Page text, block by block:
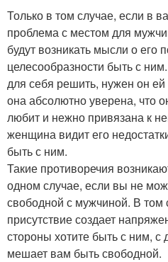
Только в том случае, если в
проблема с местом для
будут возникать мысли о его
целесообразности быть с
для себя решить, нужен он
она абсолютно уверена, что
любит и нежно привязана к
женщина видит его
быть с ним.
Такие противоречия
одном случае, если вы не
свободной с мужчиной. В том
присутствие создает
стороны хотите быть с ним,
мешает вам быть свободной.